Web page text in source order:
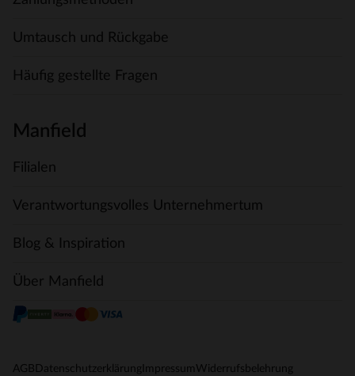
Umtausch und Rückgabe
Häufig gestellte Fragen
Manfield
Filialen
Verantwortungsvolles Unternehmertum
Blog & Inspiration
Über Manfield
AGB Datenschutzerklärung Impressum Widerrufsbelehrung